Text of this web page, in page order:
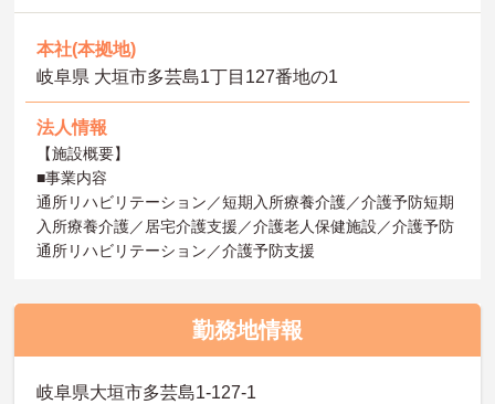
本社(本拠地)
岐阜県 大垣市多芸島1丁目127番地の1
法人情報
【施設概要】
■事業内容
通所リハビリテーション／短期入所療養介護／介護予防短期
入所療養介護／居宅介護支援／介護老人保健施設／介護予防
通所リハビリテーション／介護予防支援
勤務地情報
岐阜県大垣市多芸島1-127-1